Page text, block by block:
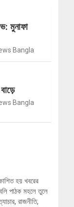
মুনাফা
Bangla
Bangla
হয় খবরের
পাঠক মহলে তুলে
রাজনীতি,